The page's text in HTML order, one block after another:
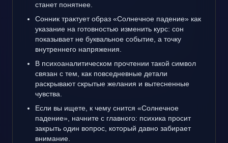
станет понятнее.
Сонник трактует образ «Солнечное падение» как
указание на готовностью изменить курс: сон
показывает не буквальное событие, а точку
внутреннего напряжения.
В психоаналитическом прочтении такой символ
связан с тем, как повседневные детали
раскрывают скрытые желания и вытесненные
чувства.
Если вы ищете, к чему снится «Солнечное
падение», начните с главного: психика просит
закрыть один вопрос, который давно забирает
внимание.